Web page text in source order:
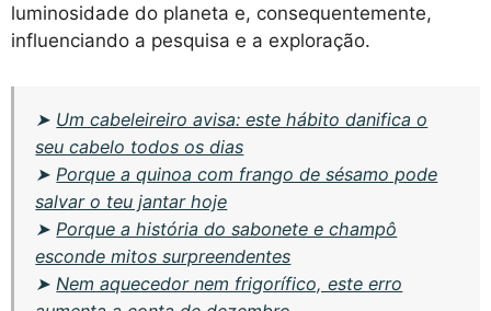
luminosidade do planeta e, consequentemente,
influenciando a pesquisa e a exploração.
➤ Um cabeleireiro avisa: este hábito danifica o
seu cabelo todos os dias
➤ Porque a quinoa com frango de sésamo pode
salvar o teu jantar hoje
➤ Porque a história do sabonete e champô
esconde mitos surpreendentes
➤ Nem aquecedor nem frigorífico, este erro